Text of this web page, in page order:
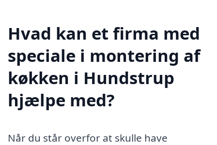
Hvad kan et firma med
speciale i montering af
køkken i Hundstrup
hjælpe med?
Når du står overfor at skulle have